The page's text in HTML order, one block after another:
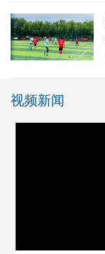
视频新闻